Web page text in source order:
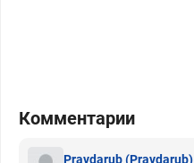
Комментарии
Pravdarub(Pravdarub)